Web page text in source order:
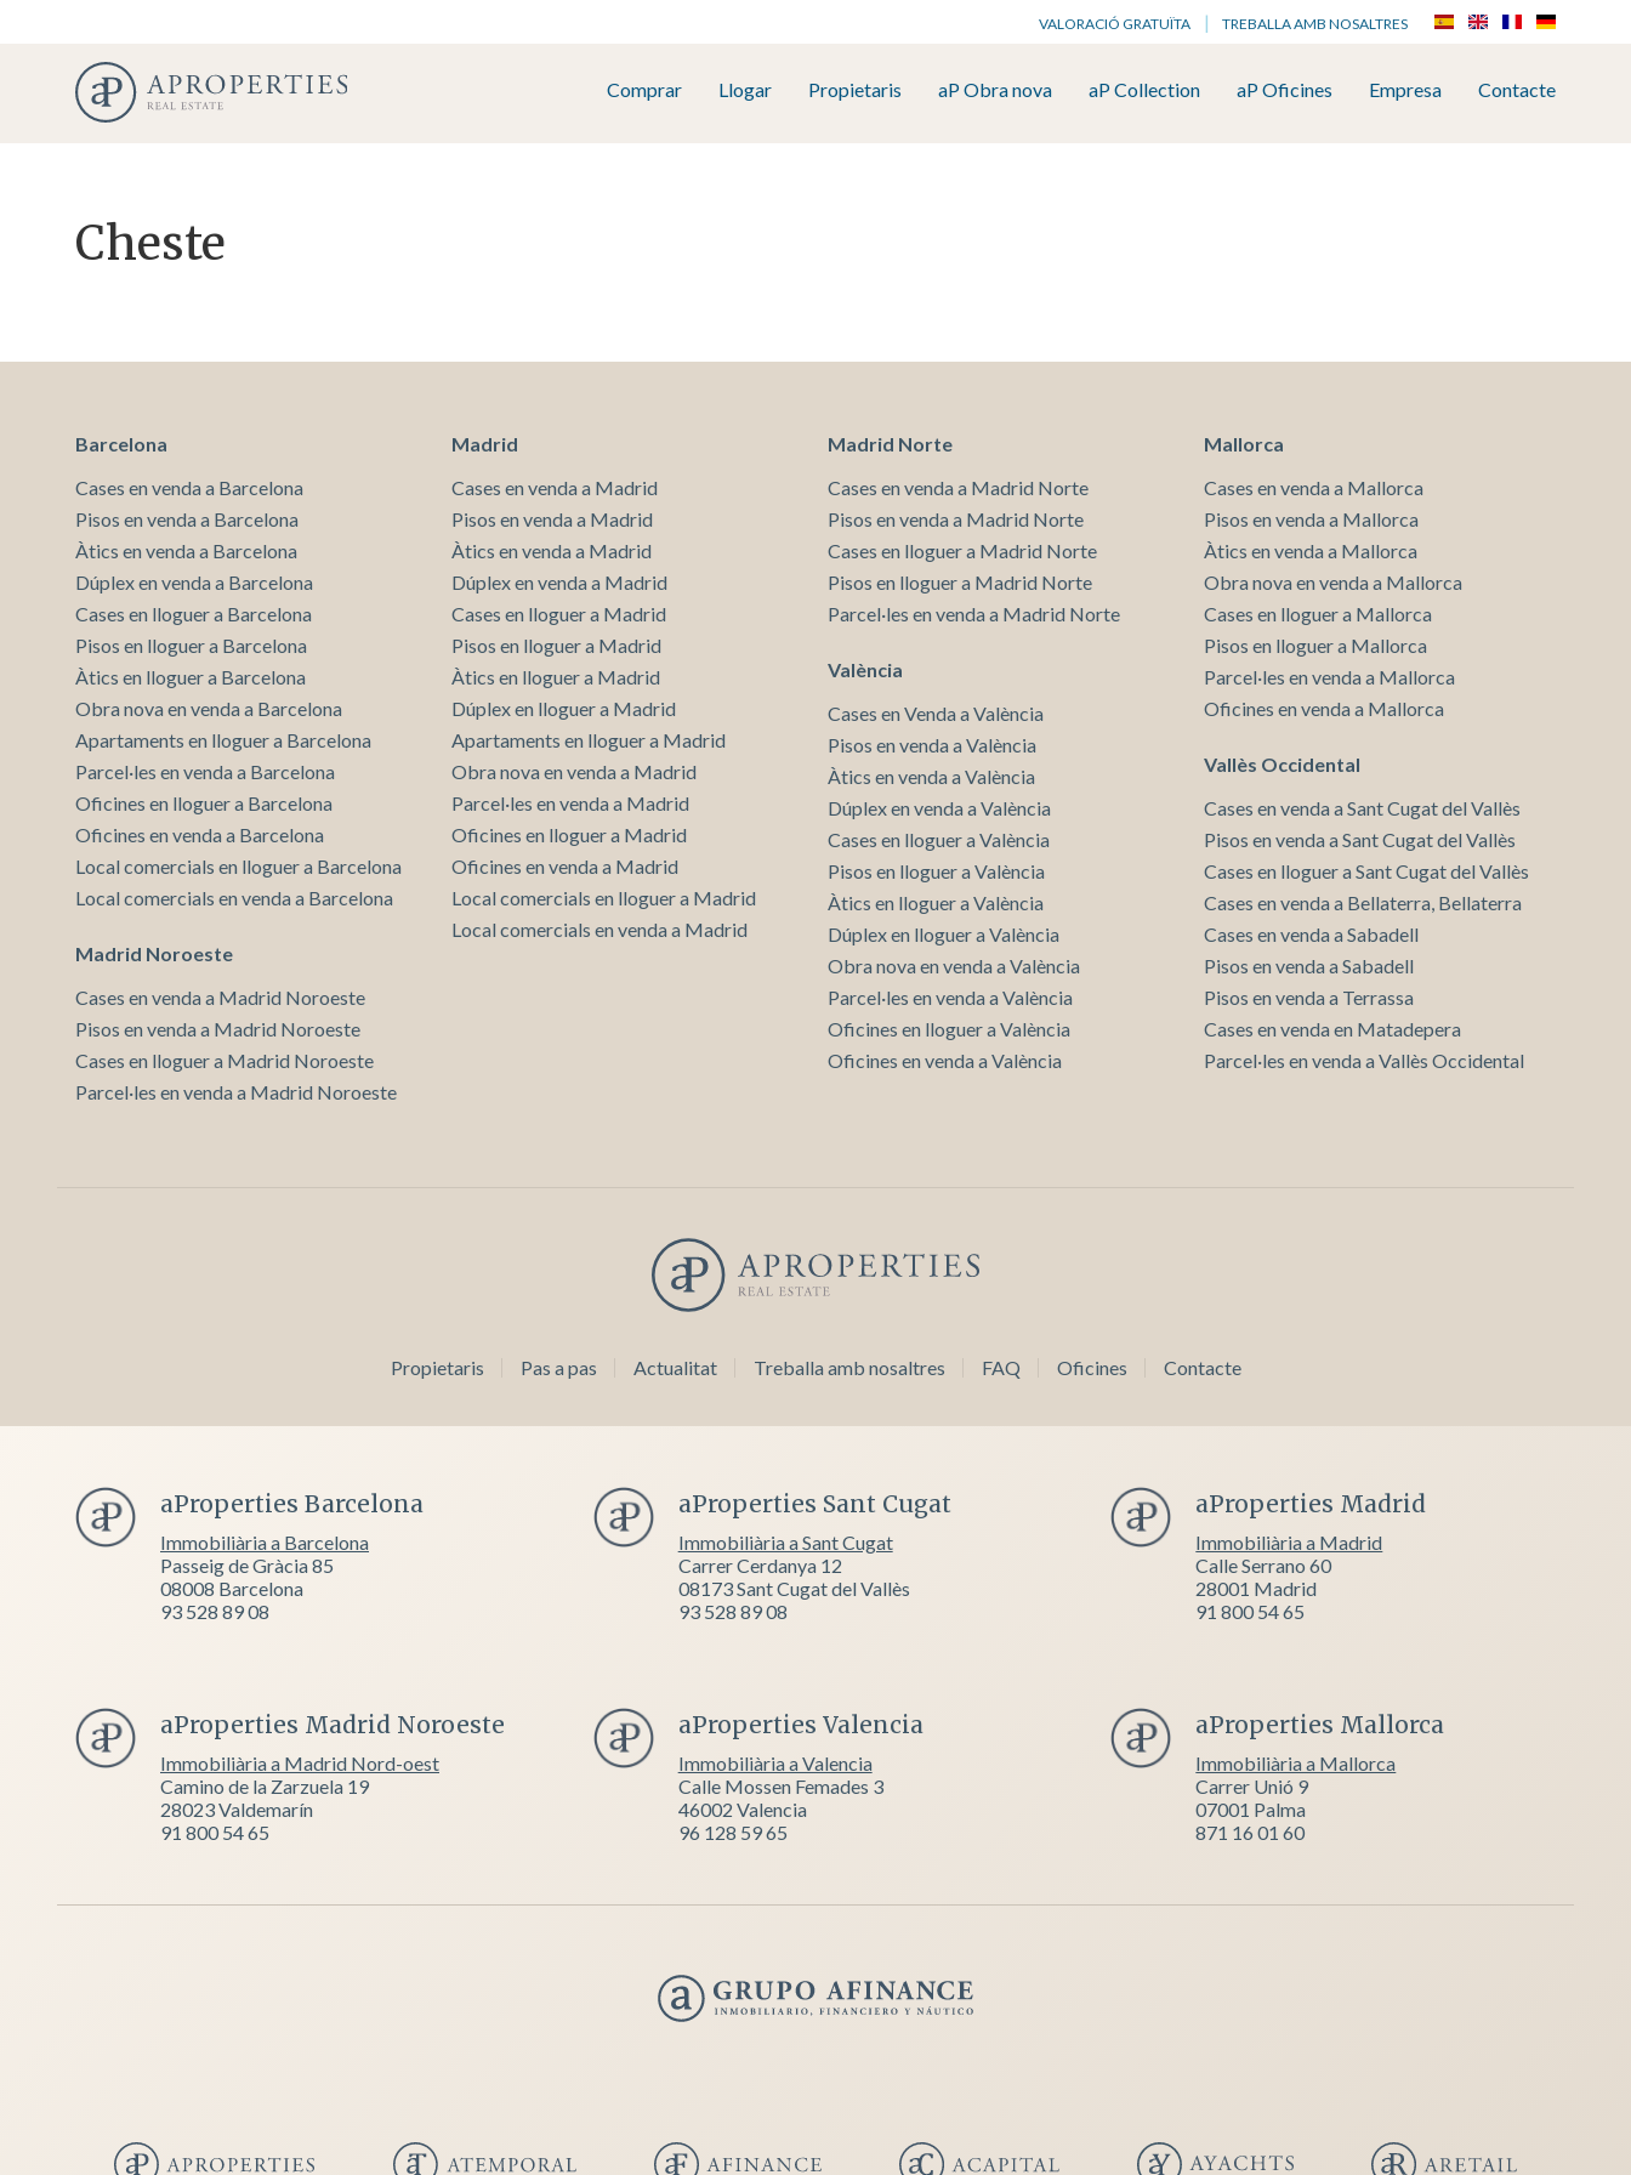
VALORACIÓ GRATUÏTA TREBALLA AMB NOSALTRES
Comprar Llogar Propietaris aP Obra nova aP Collection aP Oficines Empresa Contacte
Cheste
Barcelona
Cases en venda a Barcelona
Pisos en venda a Barcelona
Àtics en venda a Barcelona
Dúplex en venda a Barcelona
Cases en lloguer a Barcelona
Pisos en lloguer a Barcelona
Àtics en lloguer a Barcelona
Obra nova en venda a Barcelona
Apartaments en lloguer a Barcelona
Parcel·les en venda a Barcelona
Oficines en lloguer a Barcelona
Oficines en venda a Barcelona
Local comercials en lloguer a Barcelona
Local comercials en venda a Barcelona
Madrid Noroeste
Cases en venda a Madrid Noroeste
Pisos en venda a Madrid Noroeste
Cases en lloguer a Madrid Noroeste
Parcel·les en venda a Madrid Noroeste
Madrid
Cases en venda a Madrid
Pisos en venda a Madrid
Àtics en venda a Madrid
Dúplex en venda a Madrid
Cases en lloguer a Madrid
Pisos en lloguer a Madrid
Àtics en lloguer a Madrid
Dúplex en lloguer a Madrid
Apartaments en lloguer a Madrid
Obra nova en venda a Madrid
Parcel·les en venda a Madrid
Oficines en lloguer a Madrid
Oficines en venda a Madrid
Local comercials en lloguer a Madrid
Local comercials en venda a Madrid
Madrid Norte
Cases en venda a Madrid Norte
Pisos en venda a Madrid Norte
Cases en lloguer a Madrid Norte
Pisos en lloguer a Madrid Norte
Parcel·les en venda a Madrid Norte
València
Cases en Venda a València
Pisos en venda a València
Àtics en venda a València
Dúplex en venda a València
Cases en lloguer a València
Pisos en lloguer a València
Àtics en lloguer a València
Dúplex en lloguer a València
Obra nova en venda a València
Parcel·les en venda a València
Oficines en lloguer a València
Oficines en venda a València
Mallorca
Cases en venda a Mallorca
Pisos en venda a Mallorca
Àtics en venda a Mallorca
Obra nova en venda a Mallorca
Cases en lloguer a Mallorca
Pisos en lloguer a Mallorca
Parcel·les en venda a Mallorca
Oficines en venda a Mallorca
Vallès Occidental
Cases en venda a Sant Cugat del Vallès
Pisos en venda a Sant Cugat del Vallès
Cases en lloguer a Sant Cugat del Vallès
Cases en venda a Bellaterra, Bellaterra
Cases en venda a Sabadell
Pisos en venda a Sabadell
Pisos en venda a Terrassa
Cases en venda en Matadepera
Parcel·les en venda a Vallès Occidental
Propietaris Pas a pas Actualitat Treballa amb nosaltres FAQ Oficines Contacte
aProperties Barcelona
Immobiliària a Barcelona
Passeig de Gràcia 85
08008 Barcelona
93 528 89 08
aProperties Sant Cugat
Immobiliària a Sant Cugat
Carrer Cerdanya 12
08173 Sant Cugat del Vallès
93 528 89 08
aProperties Madrid
Immobiliària a Madrid
Calle Serrano 60
28001 Madrid
91 800 54 65
aProperties Madrid Noroeste
Immobiliària a Madrid Nord-oest
Camino de la Zarzuela 19
28023 Valdemarín
91 800 54 65
aProperties Valencia
Immobiliària a Valencia
Calle Mossen Femades 3
46002 Valencia
96 128 59 65
aProperties Mallorca
Immobiliària a Mallorca
Carrer Unió 9
07001 Palma
871 16 01 60
Tècniques i funcionals
Sempre activades
millorar els nostres serveis. Si continua navegant, suposa l'acceptació de la instal·lació
de les mateixes. L'usuari té la possibilitat de configurar el navegador podent, si així ho
desitja, impedir que siguin instal·lades al disc dur, encara que haurà de tenir en
compte que aquesta acció podrà ocasionar dificultats de navegació de la pàgina web.
Analítiques i personalització
Permeten fer el seguiment i l'anàlisi del comportament dels usuaris d'aquest lloc web.
La informació recollida mitjançant aquest tipus de cookies s'utilitza en el mesurament
de l'activitat del web per a l'elaboració de perfils de navegació dels usuaris per
introduir millores en funció de l'anàlisi de les dades d'ús que fan els usuaris del servei.
Permeten desar la informació de preferència de l'usuari per millorar la qualitat dels
nostres serveis i oferir una millor experiència a través de productes recomanats.
Marketing i publicitat
Aquestes cookies són utilitzades per emmagatzemar informació sobre les
preferències i les eleccions personals de l'usuari a través de l'observació continuada
dels seus hàbits de navegació. Gràcies a elles, podem conèixer els hàbits de
navegació al lloc web i mostrar publicitat relacionada amb el perfil de navegació de
Acceptar totes